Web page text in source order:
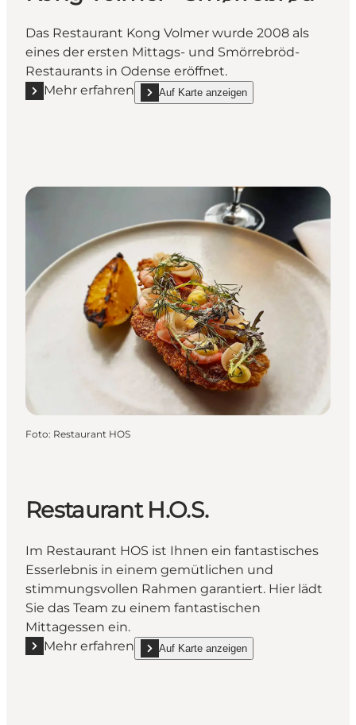
Das Restaurant Kong Volmer wurde 2008 als
eines der ersten Mittags- und Smörrebröd-
Restaurants in Odense eröffnet.
Mehr erfahren
Mehr erfahren "Kong Volmer - Smørrebrød"
Auf Karte anzeigen
show Kong Volmer - Smørrebrød on_map
Foto: Restaurant HOS
Restaurant H.O.S.
Im Restaurant HOS ist Ihnen ein fantastisches
Esserlebnis in einem gemütlichen und
stimmungsvollen Rahmen garantiert. Hier lädt
Sie das Team zu einem fantastischen
Mittagessen ein.
Mehr erfahren
Mehr erfahren "Restaurant H.O.S."
Auf Karte anzeigen
show Restaurant H.O.S. on_map